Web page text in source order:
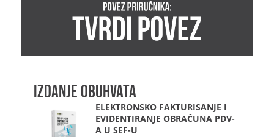
IZDANJE OBUHVATA
ELEKTRONSKO FAKTURISANJE I
EVIDENTIRANJE OBRAČUNA PDV-
A U SEF-U